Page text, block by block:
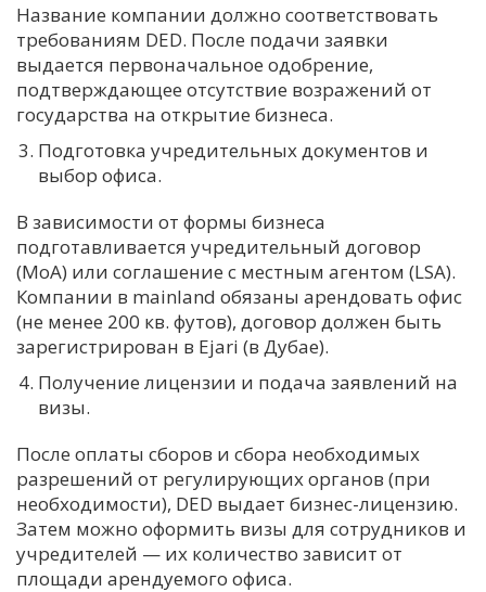
Название компании должно соответствовать
требованиям DED. После подачи заявки
выдается первоначальное одобрение,
подтверждающее отсутствие возражений от
государства на открытие бизнеса.
Подготовка учредительных документов и
выбор офиса.
В зависимости от формы бизнеса
подготавливается учредительный договор
(MoA) или соглашение с местным агентом (LSA).
Компании в mainland обязаны арендовать офис
(не менее 200 кв. футов), договор должен быть
зарегистрирован в Ejari (в Дубае).
Получение лицензии и подача заявлений на
визы.
После оплаты сборов и сбора необходимых
разрешений от регулирующих органов (при
необходимости), DED выдает бизнес-лицензию.
Затем можно оформить визы для сотрудников и
учредителей — их количество зависит от
площади арендуемого офиса.